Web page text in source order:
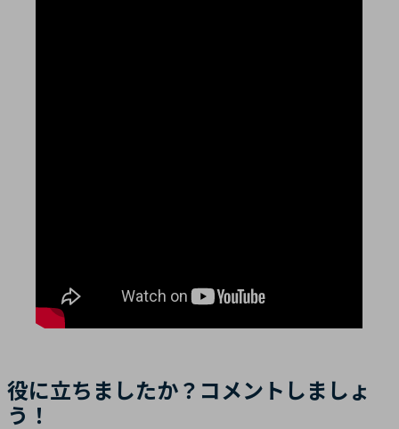
役に立ちましたか？コメントしましょ
う！